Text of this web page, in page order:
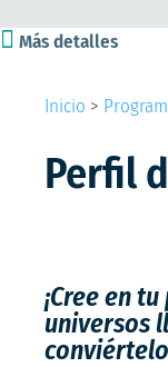
 Más detalles
Inicio >
Perfil
¡Cree en
universos